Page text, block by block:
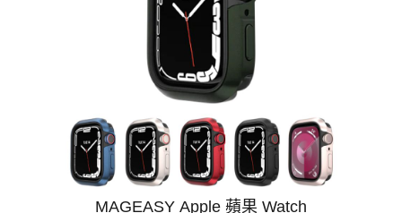
MAGEASY Apple 蘋果 Watch